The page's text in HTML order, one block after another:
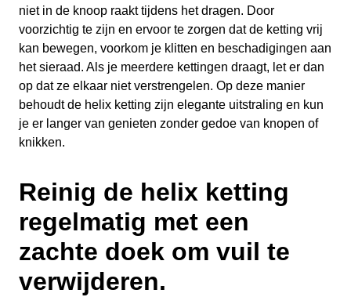
niet in de knoop raakt tijdens het dragen. Door
voorzichtig te zijn en ervoor te zorgen dat de ketting vrij
kan bewegen, voorkom je klitten en beschadigingen aan
het sieraad. Als je meerdere kettingen draagt, let er dan
op dat ze elkaar niet verstrengelen. Op deze manier
behoudt de helix ketting zijn elegante uitstraling en kun
je er langer van genieten zonder gedoe van knopen of
knikken.
Reinig de helix ketting
regelmatig met een
zachte doek om vuil te
verwijderen.